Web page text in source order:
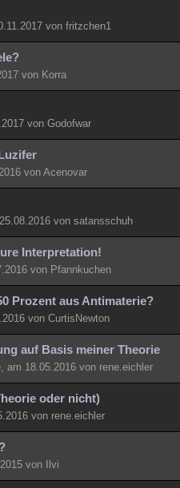
von fritzchen1
von Korra
von Godofwar
von Acenovar
von satansschuh
Interpretation!
von Pfannkuchen
Prozent aus Antimaterie?
von CurtisNewton
auf Basis meiner Theorie
am 18.05.2016 von rene.eichler
oder nicht)
von rene.eichler
von Ilvi